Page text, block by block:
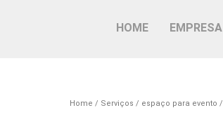
HOME EMPRESA
Home Serviços espaço para evento